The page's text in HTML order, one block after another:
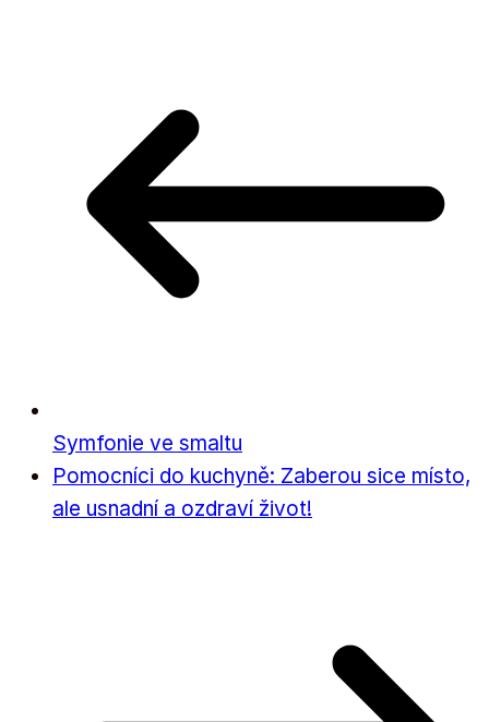
Symfonie ve smaltu
Pomocníci do kuchyně: Zaberou sice místo,
ale usnadní a ozdraví život!